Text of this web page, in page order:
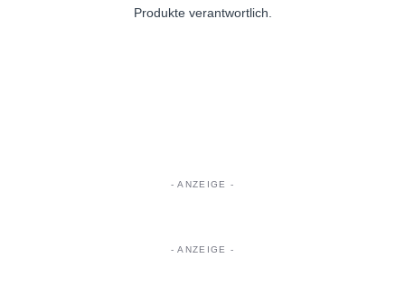
Produkte verantwortlich.